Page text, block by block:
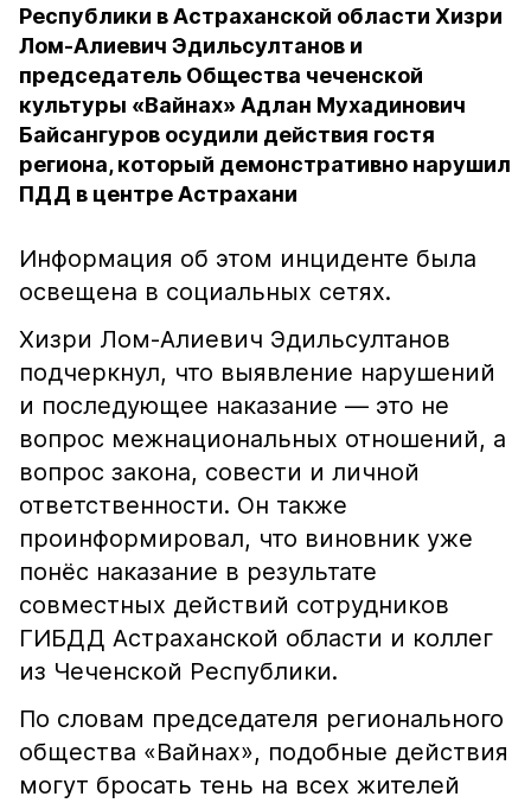
Республики в Астраханской области Хизри
Лом-Алиевич Эдильсултанов и
председатель Общества чеченской
культуры «Вайнах» Адлан Мухадинович
Байсангуров осудили действия гостя
региона, который демонстративно нарушил
ПДД в центре Астрахани
Информация об этом инциденте была
освещена в социальных сетях.
Хизри Лом-Алиевич Эдильсултанов
подчеркнул, что выявление нарушений
и последующее наказание — это не
вопрос межнациональных отношений, а
вопрос закона, совести и личной
ответственности. Он также
проинформировал, что виновник уже
понёс наказание в результате
совместных действий сотрудников
ГИБДД Астраханской области и коллег
из Чеченской Республики.
По словам председателя регионального
общества «Вайнах», подобные действия
могут бросать тень на всех жителей